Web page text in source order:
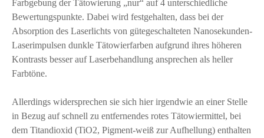
Farbgebung der Tätowierung „nur“ auf 4 unterschiedliche
Bewertungspunkte. Dabei wird festgehalten, dass bei der
Absorption des Laserlichts von gütegeschalteten Nanosekunden-
Laserimpulsen dunkle Tätowierfarben aufgrund ihres höheren
Kontrasts besser auf Laserbehandlung ansprechen als heller
Farbtöne.
Allerdings widersprechen sie sich hier irgendwie an einer Stelle
in Bezug auf schnell zu entfernendes rotes Tätowiermittel, bei
dem Titandioxid (TiO2, Pigment-weiß zur Aufhellung) enthalten